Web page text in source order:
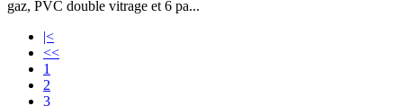
gaz, PVC double vitrage et 6 pa...
|<
<<
1
2
3